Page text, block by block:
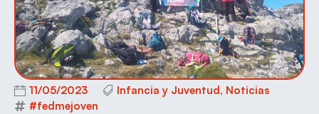
11/05/2023 Infancia y Juventud, Noticias
#fedmejoven